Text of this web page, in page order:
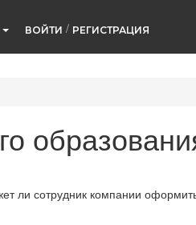
ВОЙТИ / РЕГИСТРАЦИЯ
ли сотрудник компании